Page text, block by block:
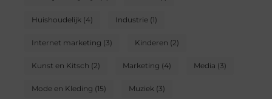
Huishoudelijk(4) Industrie(1)
Internet marketing (3) Kinderen (2)
Kunst en Kitsch (2) Marketing (4) Media (3)
Mode en Kleding (15) Muziek(3)